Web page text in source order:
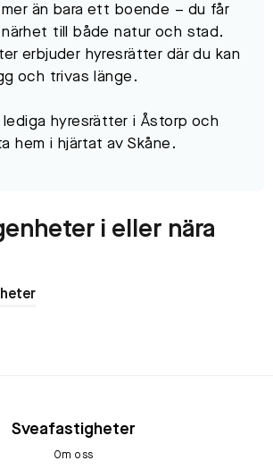
än bara ett boende – du får
till både natur och stad.
erbjuder hyresrätter där du kan
och trivas länge.
lediga hyresrätter i Åstorp och
hem i hjärtat av Skåne.
i eller nära
Sveafastigheter
Om oss